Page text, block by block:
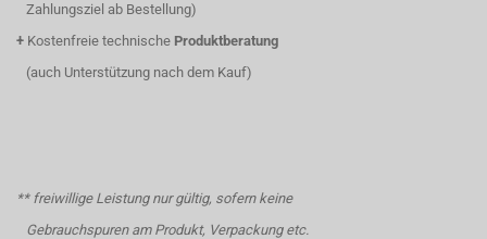
Zahlungsziel ab Bestellung)
+ Kostenfreie technische Produktberatung
(auch Unterstützung nach dem Kauf)
** freiwillige Leistung nur gültig, sofern keine
Gebrauchspuren am Produkt, Verpackung etc.